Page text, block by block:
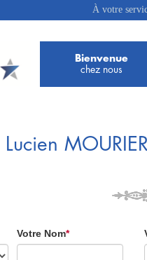
À votre
Bienvenue
chez nous
Lucien
Votre Nom*